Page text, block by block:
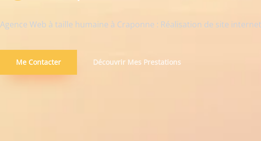
Agence Web à taille humaine à Craponne : Réalisation de site
Me Contacter Découvrir Mes Prestations